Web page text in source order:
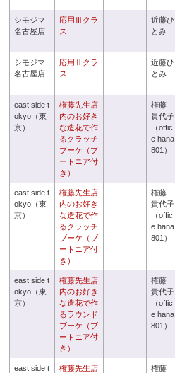
シモジマ
名古屋店
応用Ⅲクラ
ス
近藤ひ
とみ
シモジマ
名古屋店
応用Ⅱクラ
ス
近藤ひ
とみ
east side t
okyo（東
京）
権藤先生店
内のお好き
な造花で作
るクラッチ
ブーケ（ブ
ートニア付
き）
権藤
貴代子
（offic
e hana
801）
east side t
okyo（東
京）
権藤先生店
内のお好き
な造花で作
るクラッチ
ブーケ（ブ
ートニア付
き）
権藤
貴代子
（offic
e hana
801）
east side t
okyo（東
京）
権藤先生店
内のお好き
な造花で作
るラウンド
ブーケ（ブ
ートニア付
き）
権藤
貴代子
（offic
e hana
801）
east side t
権藤先生店
権藤